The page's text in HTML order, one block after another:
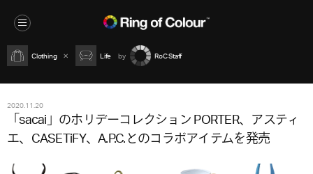
Clothing Life RoC Staff
2020.11.20
「sacai」のホリデーコレクション PORTER、アスティ
エ、CASETiFY、A.P.C.とのコラボアイテムを発売